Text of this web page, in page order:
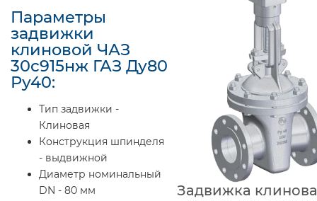
Параметры
задвижки
клиновой ЧАЗ
30с915нж ГАЗ Ду80
Ру40:
Тип задвижки -
Клиновая
Конструкция шпинделя
- выдвижной
Диаметр номинальный
DN - 80 мм
Задвижка